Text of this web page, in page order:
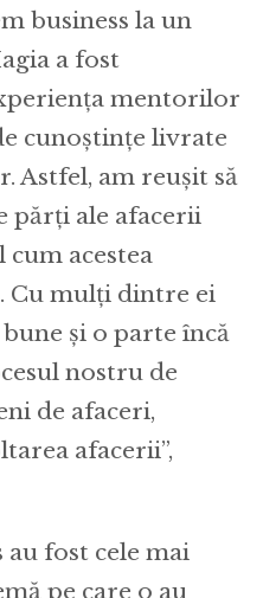
business la un
a fost
mentorilor
cunoștințe livrate
Astfel, am reușit să
părți ale afacerii
cum acestea
Cu mulți dintre ei
și o parte încă
nostru de
de afaceri,
afacerii”,
au fost cele mai
pe care o au